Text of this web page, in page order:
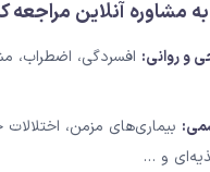
مشاوره آنلاین مراجعه
و روانی: افسردگی، اضطراب،
بیماری‌های مزمن، اختلالات
و …